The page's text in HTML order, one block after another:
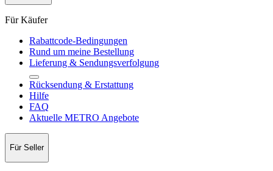
Für Käufer
Rabattcode-Bedingungen
Rund um meine Bestellung
Lieferung & Sendungsverfolgung
Rücksendung & Erstattung
Hilfe
FAQ
Aktuelle METRO Angebote
Für Seller